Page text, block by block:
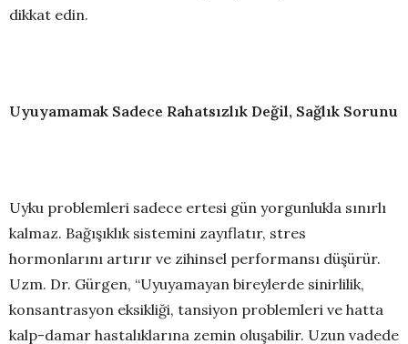
dikkat edin.
Uyuyamamak Sadece Rahatsızlık Değil, Sağlık Sorunu
Uyku problemleri sadece ertesi gün yorgunlukla sınırlı
kalmaz. Bağışıklık sistemini zayıflatır, stres
hormonlarını artırır ve zihinsel performansı düşürür.
Uzm. Dr. Gürgen, “Uyuyamayan bireylerde sinirlilik,
konsantrasyon eksikliği, tansiyon problemleri ve hatta
kalp-damar hastalıklarına zemin oluşabilir. Uzun vadede